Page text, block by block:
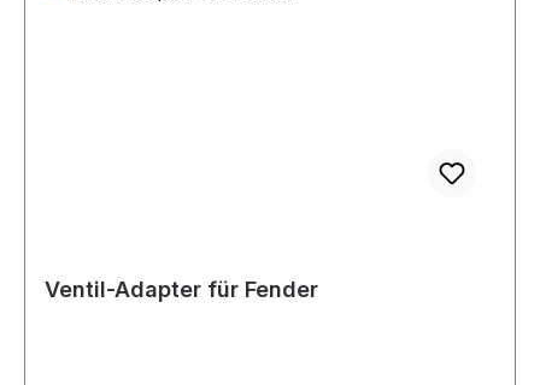
Ventil-Adapter für Fender